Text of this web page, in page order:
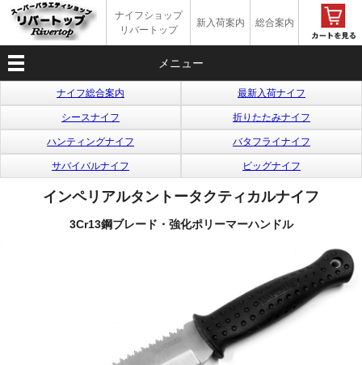
ナイフショップ
リバートップ
新入荷案内 総合案内
メニュー
ナイフ総合案内 最新入荷ナイフ
シースナイフ 折りたたみナイフ
ハンティングナイフ バタフライナイフ
サバイバルナイフ ビッグナイフ
インペリアルタントータクティカルナイフ
3Cr13鋼ブレード・強化ポリーマーハンドル